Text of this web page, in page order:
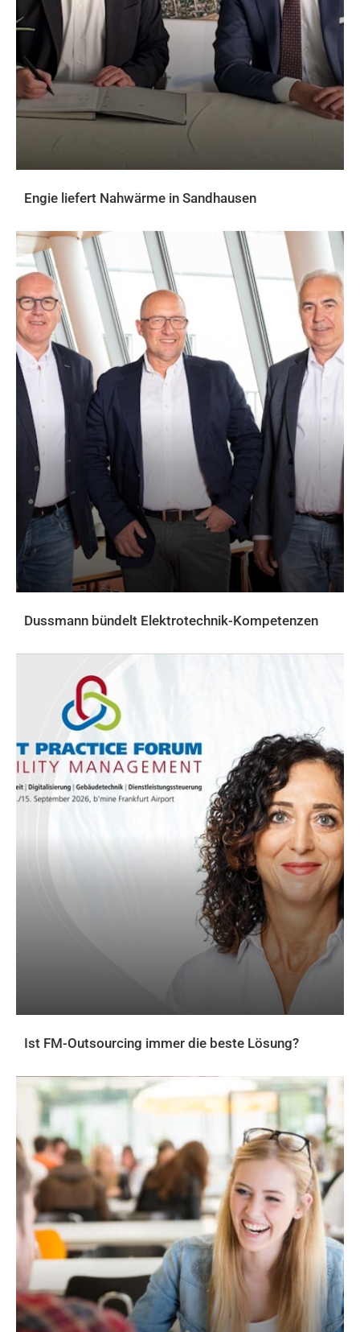
Engie liefert Nahwärme in Sandhausen
Dussmann bündelt Elektrotechnik-Kompetenzen
Ist FM-Outsourcing immer die beste Lösung?